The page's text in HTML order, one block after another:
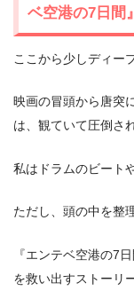
ベ空港の7日間
ここから少しディー
映画の冒頭から唐突
は、観ていて圧倒さ
私はドラムのビート
ただし、頭の中を整
『エンテベ空港の7
を救い出すストーリ